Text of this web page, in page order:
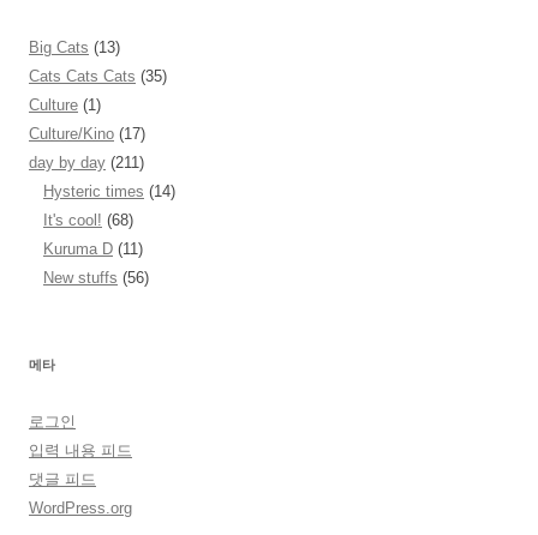
Big Cats (13)
Cats Cats Cats (35)
Culture (1)
Culture/Kino (17)
day by day (211)
Hysteric times (14)
It's cool! (68)
Kuruma D (11)
New stuffs (56)
메타
로그인
입력 내용 피드
댓글 피드
WordPress.org